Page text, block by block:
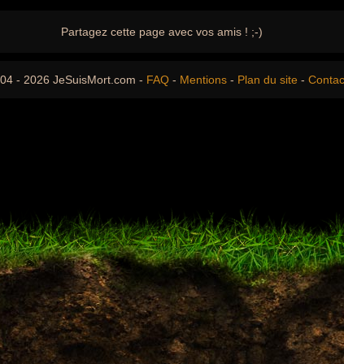
Partagez cette page avec vos amis ! ;-)
- 2026 JeSuisMort.com - FAQ - Mentions - Plan du site -